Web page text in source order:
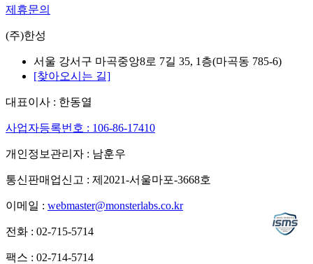
제휴문의
(주)한성
서울 강서구 마곡중앙8로 7길 35, 1층(마곡동 785-6)
[찾아오시는 길]
대표이사 : 한동열
사업자등록번호 : 106-86-17410
개인정보관리자 : 남훈우
통신판매업신고 : 제2021-서울마포-3668호
이메일 : webmaster@monsterlabs.co.kr
전화 : 02-715-5714
팩스 : 02-714-5714